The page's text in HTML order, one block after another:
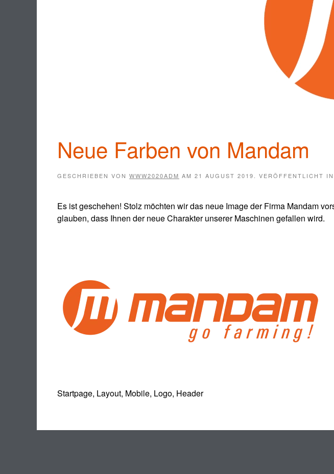
Neue Farben von Mandam
GESCHRIEBEN VON WWW2020ADM AM 21 AUGUST 2019 . VERÖFFENTLICHT IN
Es ist geschehen! Stolz möchten wir das neue Image der Firma Mandam
glauben, dass Ihnen der neue Charakter unserer Maschinen gefallen wird.
Startpage, Layout, Mobile, Logo, Header